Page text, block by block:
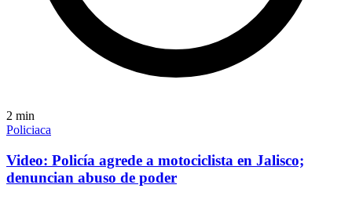
2 min
Policiaca
Video: Policía agrede a motociclista en Jalisco;
denuncian abuso de poder